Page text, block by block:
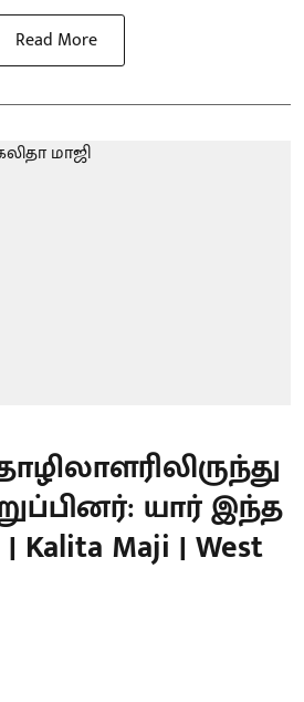
Read More
யார் இந்த
Kalita Maji | West